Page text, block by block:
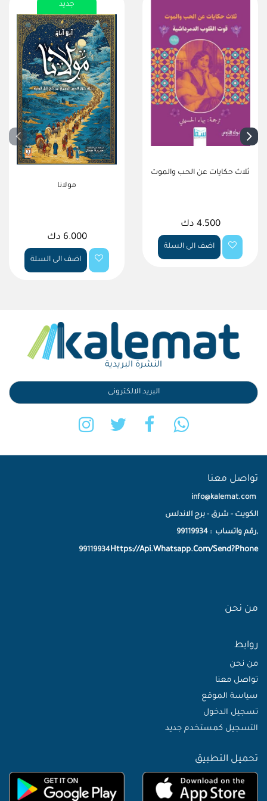
جديد
مولانا
6.000 دك
اضف الى السلة
ثلاث حكايات عن الحب والموت
4.500 دك
اضف الى السلة
النشرة البريدية
تواصل معنا
info@kalemat.com
الكويت - شرق - برج الاندلس
,رقم واتساب : 99119934
Https://Api.Whatsapp.Com/Send?Phone
99119934
من نحن
روابط
من نحن
تواصل معنا
سياسة الموقع
تسجيل الدخول
التسجيل كمستخدم جديد
تحميل التطبيق